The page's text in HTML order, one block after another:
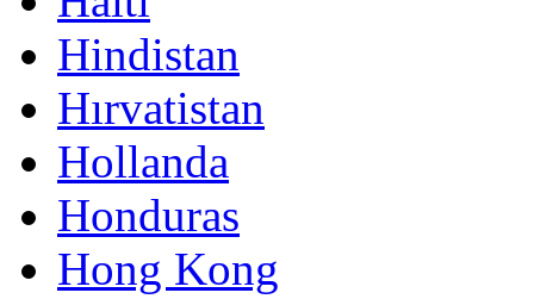
Hindistan
Hırvatistan
Hollanda
Honduras
Hong Kong